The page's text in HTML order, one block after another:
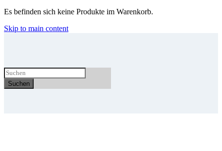
Es befinden sich keine Produkte im Warenkorb.
Skip to main content
Suchen